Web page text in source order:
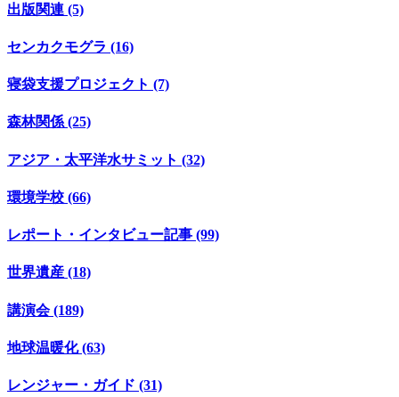
出版関連 (5)
センカクモグラ (16)
寝袋支援プロジェクト (7)
森林関係 (25)
アジア・太平洋水サミット (32)
環境学校 (66)
レポート・インタビュー記事 (99)
世界遺産 (18)
講演会 (189)
地球温暖化 (63)
レンジャー・ガイド (31)